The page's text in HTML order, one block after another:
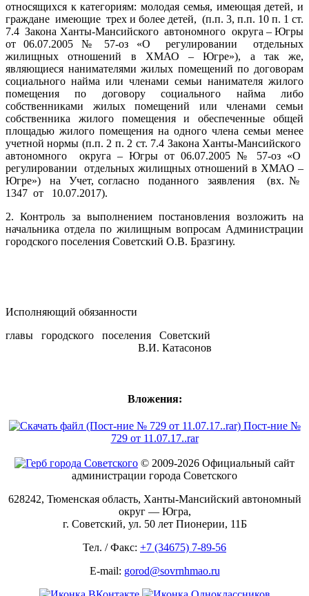
относящихся к категориям: молодая семья, имеющая детей, и
граждане имеющие трех и более детей, (п.п. 3, п.п. 10 п. 1 ст.
7.4 Закона Ханты-Мансийского автономного округа – Югры
от 06.07.2005 № 57-оз «О регулировании отдельных
жилищных отношений в ХМАО – Югре»), а так же,
являющиеся нанимателями жилых помещений по договорам
социального найма или членами семьи нанимателя жилого
помещения по договору социального найма либо
собственниками жилых помещений или членами семьи
собственника жилого помещения и обеспеченные общей
площадью жилого помещения на одного члена семьи менее
учетной нормы (п.п. 2 п. 2 ст. 7.4 Закона Ханты-Мансийского
автономного округа – Югры от 06.07.2005 № 57-оз «О
регулировании отдельных жилищных отношений в ХМАО –
Югре») на Учет, согласно поданного заявления (вх. №
1347 от 10.07.2017).
2. Контроль за выполнением постановления возложить на
начальника отдела по жилищным вопросам Администрации
городского поселения Советский О.В. Бразгину.
Исполняющий обязанности
главы городского поселения Советский
В.И. Катасонов
Вложения:
Пост-ние №
729 от 11.07.17..rar
© 2009-2026 Официальный сайт
администрации города Советского
628242, Тюменская область, Ханты-Мансийский автономный
округ — Югра,
г. Советский, ул. 50 лет Пионерии, 11Б
Тел. / Факс: +7 (34675) 7-89-56
E-mail: gorod@sovrnhmao.ru